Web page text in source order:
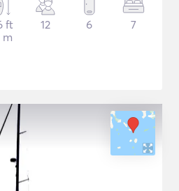
ft
m
12 6 7